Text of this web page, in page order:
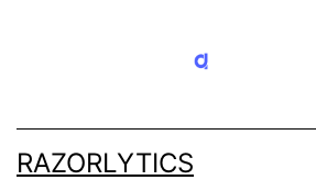
RAZORLYTICS